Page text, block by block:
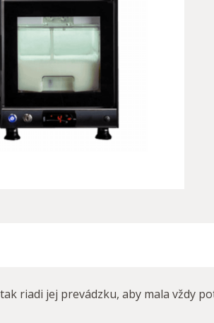
riadi jej prevádzku, aby mala vždy